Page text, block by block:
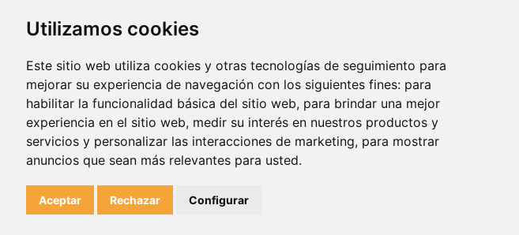
Utilizamos cookies
Este sitio web utiliza cookies y otras tecnologías de seguimiento para
mejorar su experiencia de navegación con los siguientes fines: para
habilitar la funcionalidad básica del sitio web, para brindar una mejor
experiencia en el sitio web, medir su interés en nuestros productos y
servicios y personalizar las interacciones de marketing, para mostrar
anuncios que sean más relevantes para usted.
Aceptar Rechazar Configurar
Diseño
Post-venta